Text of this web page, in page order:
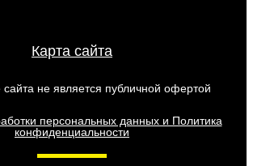
Карта сайта
не является публичной офертой
персональных данных и Политика
конфиденциальности